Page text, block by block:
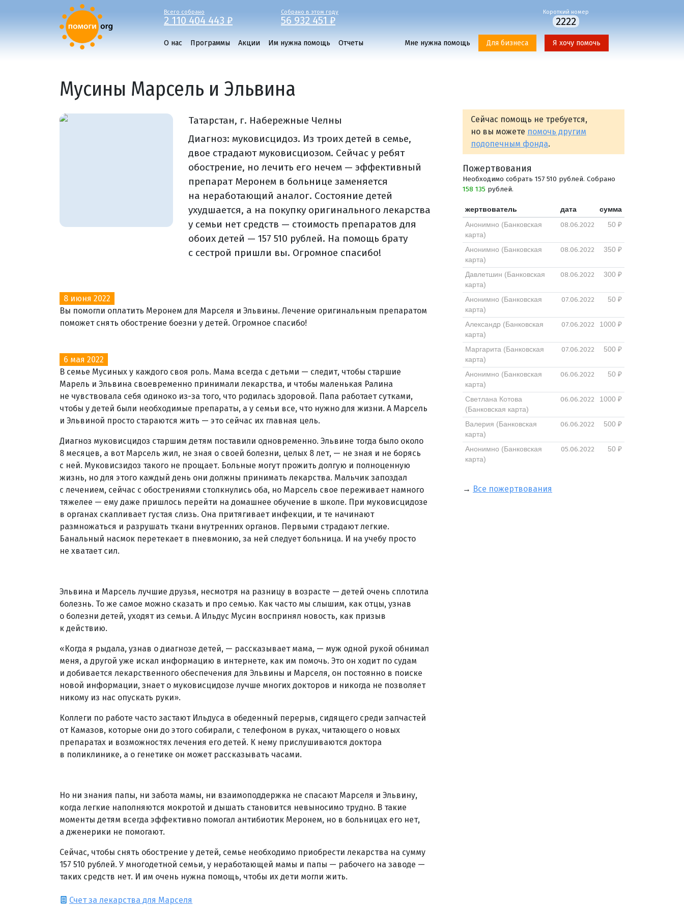
Всего собрано
2 110 404 443 ₽
Собрано в этом году
56 932 451 ₽
Короткий номер
2222
О нас Программы Акции Им нужна помощь Отчеты Мне нужна помощь Для бизнеса Я хочу помочь
Мусины Марсель и Эльвина
Татарстан, г. Набережные Челны
Диагноз: муковисцидоз. Из троих детей в семье,
двое страдают муковисциозом. Сейчас у ребят
обострение, но лечить его нечем — эффективный
препарат Меронем в больнице заменяется
на неработающий аналог. Состояние детей
ухудшается, а на покупку оригинального лекарства
у семьи нет средств — cтоимость препаратов для
обоих детей — 157 510 рублей. На помощь брату
с сестрой пришли вы. Огромное спасибо!
8 июня 2022
Вы помогли оплатить Меронем для Марселя и Эльвины. Лечение оригинальным препаратом
поможет снять обострение боезни у детей. Огромное спасибо!
6 мая 2022
В семье Мусиных у каждого своя роль. Мама всегда с детьми — следит, чтобы старшие
Марель и Эльвина своевременно принимали лекарства, и чтобы маленькая Ралина
не чувствовала себя одиноко из-за того, что родилась здоровой. Папа работает сутками,
чтобы у детей были необходимые препараты, а у семьи все, что нужно для жизни. А Марсель
и Эльвиной просто стараются жить — это сейчас их главная цель.
Диагноз муковисцидоз старшим детям поставили одновременно. Эльвине тогда было около
8 месяцев, а вот Марсель жил, не зная о своей болезни, целых 8 лет, — не зная и не борясь
с ней. Муковисзидоз такого не прощает. Больные могут прожить долгую и полноценную
жизнь, но для этого каждый день они должны принимать лекарства. Мальчик запоздал
с лечением, сейчас с обострениями столкнулись оба, но Марсель свое переживает намного
тяжелее — ему даже пришлось перейти на домашнее обучение в школе. При муковисцидозе
в органах скапливает густая слизь. Она притягивает инфекции, и те начинают
размножаться и разрушать ткани внутренних органов. Первыми страдают легкие.
Банальный насмок перетекает в пневмонию, за ней следует больница. И на учебу просто
не хватает сил.
Эльвина и Марсель лучшие друзья, несмотря на разницу в возрасте — детей очень сплотила
болезнь. То же самое можно сказать и про семью. Как часто мы слышим, как отцы, узнав
о болезни детей, уходят из семьи. А Ильдус Мусин воспринял новость, как призыв
к действию.
«Когда я рыдала, узнав о диагнозе детей, — рассказывает мама, — муж одной рукой обнимал
меня, а другой уже искал информацию в интернете, как им помочь. Это он ходит по судам
и добивается лекарственного обеспечения для Эльвины и Марселя, он постоянно в поиске
новой информации, знает о муковисцидозе лучше многих докторов и никогда не позволяет
никому из нас опускать руки».
Коллеги по работе часто застают Ильдуса в обеденный перерыв, сидящего среди запчастей
от Камазов, которые они до этого собирали, с телефоном в руках, читающего о новых
препаратах и возможностях лечения его детей. К нему прислушиваются доктора
в поликлинике, а о генетике он может рассказывать часами.
Но ни знания папы, ни забота мамы, ни взаимоподдержка не спасают Марселя и Эльвину,
когда легкие наполняются мокротой и дышать становится невыносимо трудно. В такие
моменты детям всегда эффективно помогал антибиотик Меронем, но в больницах его нет,
а дженерики не помогают.
Сейчас, чтобы снять обострение у детей, семье необходимо приобрести лекарства на сумму
157 510 рублей. У многодетной семьи, у неработающей мамы и папы — рабочего на заводе —
таких средств нет. И им очень нужна помощь, чтобы их дети могли жить.
Счет за лекарства для Марселя
Сейчас помощь не требуется,
но вы можете помочь другим
подопечным фонда.
Пожертвования
Необходимо собрать 157 510 рублей. Собрано
158 135 рублей.
жертвователь дата
сумма
Анонимно (Банковская
карта)
08.06.2022 50 ₽
Анонимно (Банковская
карта)
08.06.2022 350 ₽
Давлетшин (Банковская
карта)
08.06.2022 300 ₽
Анонимно (Банковская
карта)
07.06.2022 50 ₽
Александр (Банковская
карта)
07.06.2022 1000 ₽
Маргарита (Банковская
карта)
07.06.2022 500 ₽
Анонимно (Банковская
карта)
06.06.2022 50 ₽
Светлана Котова
(Банковская карта)
06.06.2022 1000 ₽
Валерия (Банковская
карта)
06.06.2022 500 ₽
Анонимно (Банковская
карта)
05.06.2022 50 ₽
→ Все пожертвования